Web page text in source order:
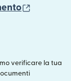
verificare la tua